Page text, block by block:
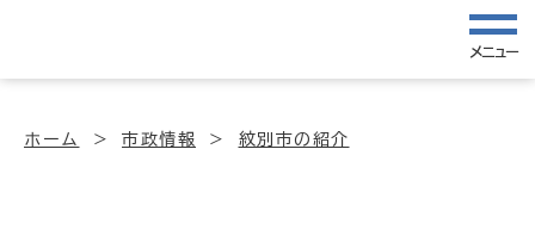
メニュー
ホーム 市政情報 紋別市の紹介